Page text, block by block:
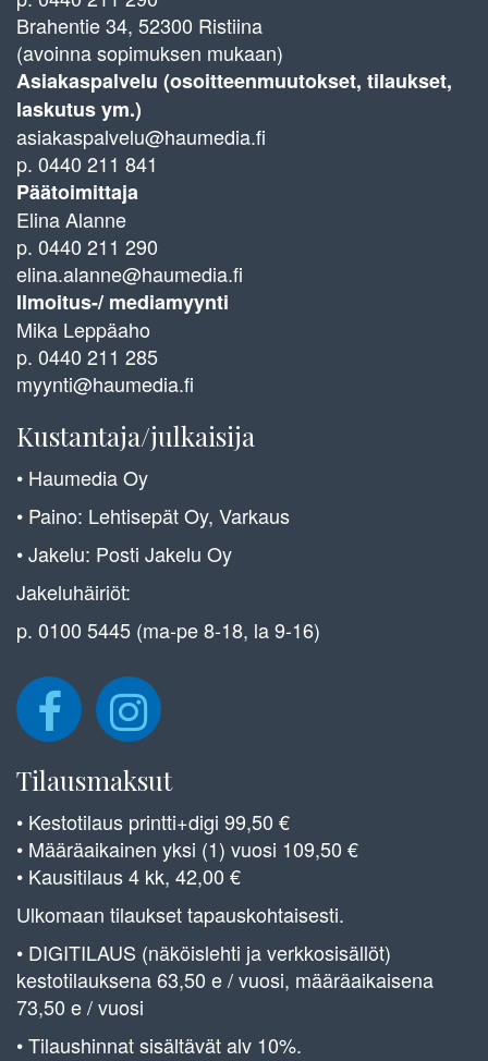
Brahentie 34, 52300 Ristiina
(avoinna sopimuksen mukaan)
Asiakaspalvelu (osoitteenmuutokset, tilaukset,
laskutus ym.)
asiakaspalvelu@haumedia.fi
p. 0440 211 841
Päätoimittaja
Elina Alanne
p. 0440 211 290
elina.alanne@haumedia.fi
Ilmoitus-/ mediamyynti
Mika Leppäaho
p. 0440 211 285
myynti@haumedia.fi
Kustantaja/julkaisija
• Haumedia Oy
• Paino: Lehtisepät Oy, Varkaus
• Jakelu: Posti Jakelu Oy
Jakeluhäiriöt:
p. 0100 5445 (ma-pe 8-18, la 9-16)
Tilausmaksut
• Kestotilaus printti+digi 99,50 €
• Määräaikainen yksi (1) vuosi 109,50 €
• Kausitilaus 4 kk, 42,00 €
Ulkomaan tilaukset tapauskohtaisesti.
• DIGITILAUS (näköislehti ja verkkosisällöt)
kestotilauksena 63,50 e / vuosi, määräaikaisena
73,50 e / vuosi
• Tilaushinnat sisältävät alv 10%.